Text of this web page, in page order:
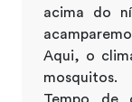
acima do
Aqui, o
mosquitos.
Tempo de